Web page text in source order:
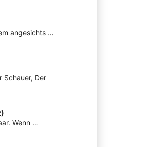
angesichts …
Schauer, Der
Wenn …